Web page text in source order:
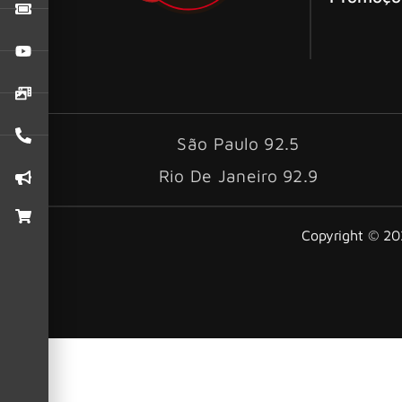
São Paulo 92.5
Rio De Janeiro 92.9
Copyright ©